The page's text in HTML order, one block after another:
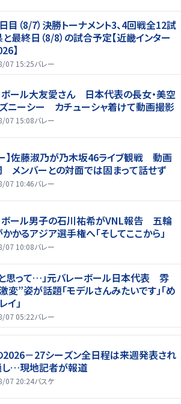
目（8/7）決勝トーナメント3、4回戦全12試
最終日（8/8）の試合予定【近畿インター
】
07 15:25バレー
ボール大友愛さん 日本代表の長女・美空
ズニーシー カチューシャ着けて動画撮影
07 15:08バレー
】佐藤淑乃が乃木坂46ライブ観戦 動画
メンバーとの対面では固まって話せず
07 10:46バレー
ボール男子の石川祐希がVNL報告 五輪
かるアジア選手権へ「そしてここから」
07 10:08バレー
と思って…」元バレーボール日本代表 雰
変”姿が話題「モデルさんみたいです」「め
イ」
07 05:22バレー
2026－27シーズン全日程は来週発表され
し…現地記者が報道
07 20:24バスケ